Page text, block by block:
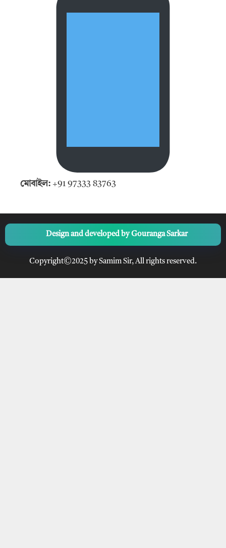
মোবাইল: +91 97333 83763
Design and developed byGouranga Sarkar
Copyright©2025 by Samim Sir, All rights reserved.